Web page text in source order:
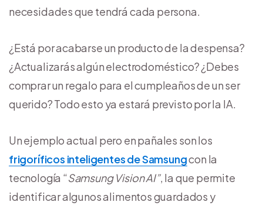
necesidades que tendrá cada persona.
¿Está por acabarse un producto de la despensa?
¿Actualizarás algún electrodoméstico? ¿Debes
comprar un regalo para el cumpleaños de un ser
querido? Todo esto ya estará previsto por la IA.
Un ejemplo actual pero en pañales son los
frigoríficos inteligentes de Samsungcon la
tecnología “Samsung Vision AI”, la que permite
identificar algunos alimentos guardados y